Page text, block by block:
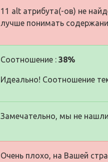
11 alt атрибута(-ов) не
лучше понимать
Соотношение : 38%
Идеально! Соотношение
Замечательно, мы не
Очень плохо, на Вашей